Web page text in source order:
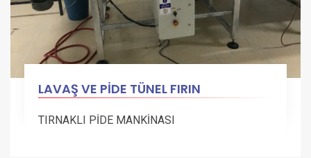
LAVAŞ VE PİDE TÜNEL FIRIN
TIRNAKLI PİDE MANKİNASI